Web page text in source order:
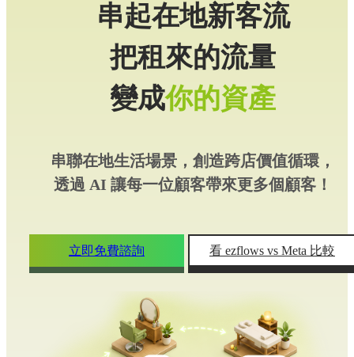
串起在地新客流
把租來的流量
變成你的資產
串聯在地生活場景，創造跨店價值循環，
透過 AI 讓每一位顧客帶來更多個顧客！
立即免費諮詢 看 ezflows vs Meta 比較